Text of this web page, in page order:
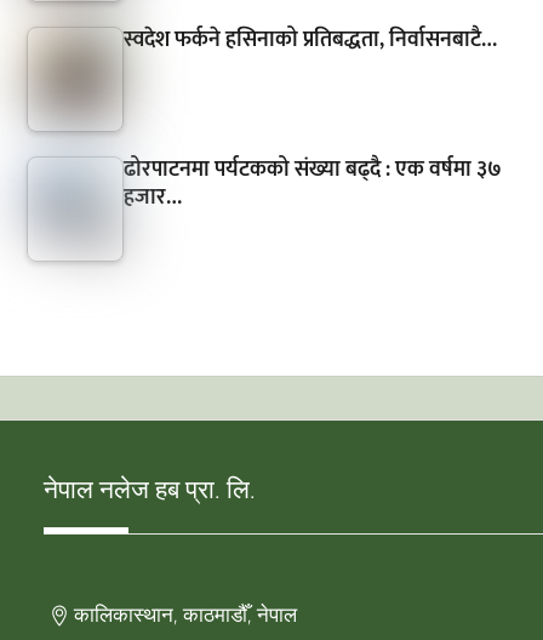
स्वदेश फर्कने हसिनाको प्रतिबद्धता, निर्वासनबाटै…
ढोरपाटनमा पर्यटकको संख्या बढ्दै : एक वर्षमा ३७
हजार…
नेपाल नलेज हब प्रा. लि.
कालिकास्थान, काठमाडौँ, नेपाल